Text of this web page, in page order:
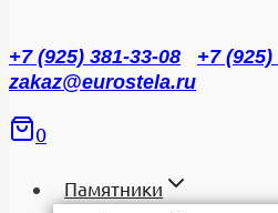
+7 (925) 381-33-08
+7 (925)
zakaz@eurostela.ru
0
Памятники